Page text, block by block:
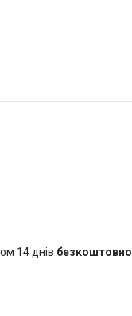
14 днів безкоштовно